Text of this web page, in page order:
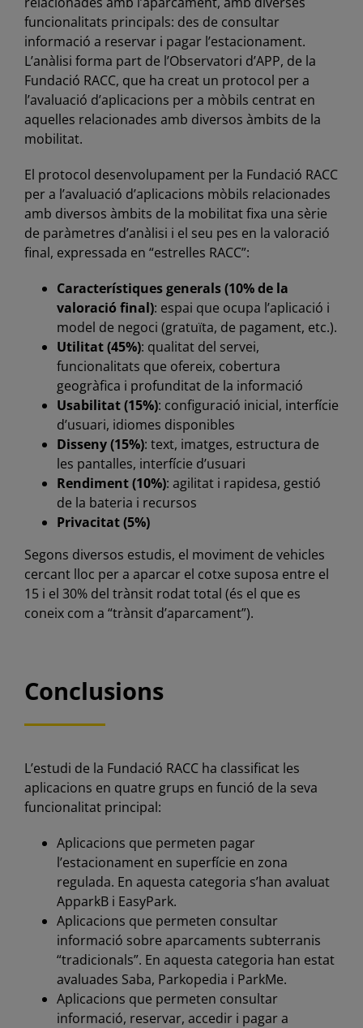
funcionalitats principals: des de consultar
informació a reservar i pagar l’estacionament.
L’anàlisi forma part de l’Observatori d’APP, de la
Fundació RACC, que ha creat un protocol per a
l’avaluació d’aplicacions per a mòbils centrat en
aquelles relacionades amb diversos àmbits de la
mobilitat.
El protocol desenvolupament per la Fundació RACC
per a l’avaluació d’aplicacions mòbils relacionades
amb diversos àmbits de la mobilitat fixa una sèrie
de paràmetres d’anàlisi i el seu pes en la valoració
final, expressada en “estrelles RACC”:
Característiques generals (10% de la
valoració final): espai que ocupa l’aplicació i
model de negoci (gratuïta, de pagament, etc.).
Utilitat (45%): qualitat del servei,
funcionalitats que ofereix, cobertura
geogràfica i profunditat de la informació
Usabilitat (15%): configuració inicial, interfície
d’usuari, idiomes disponibles
Disseny (15%): text, imatges, estructura de
les pantalles, interfície d’usuari
Rendiment (10%): agilitat i rapidesa, gestió
de la bateria i recursos
Privacitat (5%)
Segons diversos estudis, el moviment de vehicles
cercant lloc per a aparcar el cotxe suposa entre el
15 i el 30% del trànsit rodat total (és el que es
coneix com a “trànsit d’aparcament”).
Conclusions
L’estudi de la Fundació RACC ha classificat les
aplicacions en quatre grups en funció de la seva
funcionalitat principal:
Aplicacions que permeten pagar
l’estacionament en superfície en zona
regulada. En aquesta categoria s’han avaluat
ApparkB i EasyPark.
Aplicacions que permeten consultar
informació sobre aparcaments subterranis
“tradicionals”. En aquesta categoria han estat
avaluades Saba, Parkopedia i ParkMe.
Aplicacions que permeten consultar
informació, reservar, accedir i pagar a